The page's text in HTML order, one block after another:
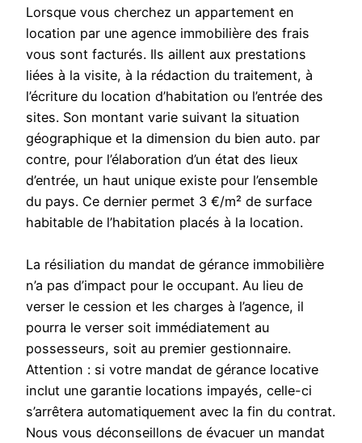
Lorsque vous cherchez un appartement en
location par une agence immobilière des frais
vous sont facturés. Ils aillent aux prestations
liées à la visite, à la rédaction du traitement, à
l’écriture du location d’habitation ou l’entrée des
sites. Son montant varie suivant la situation
géographique et la dimension du bien auto. par
contre, pour l’élaboration d’un état des lieux
d’entrée, un haut unique existe pour l’ensemble
du pays. Ce dernier permet 3 €/m² de surface
habitable de l’habitation placés à la location.
La résiliation du mandat de gérance immobilière
n’a pas d’impact pour le occupant. Au lieu de
verser le cession et les charges à l’agence, il
pourra le verser soit immédiatement au
possesseurs, soit au premier gestionnaire.
Attention : si votre mandat de gérance locative
inclut une garantie locations impayés, celle-ci
s’arrêtera automatiquement avec la fin du contrat.
Nous vous déconseillons de évacuer un mandat